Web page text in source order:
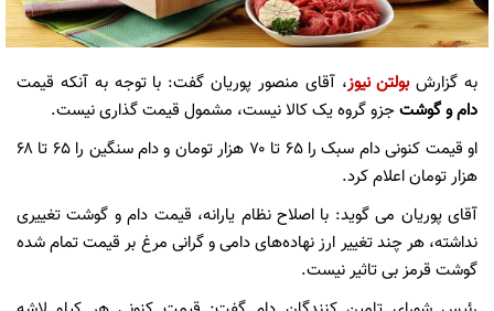
به گزارشبولتن نیوز، آقای منصور پوریان گفت: با توجه به آنکه قیمت
دام و گوشتجزو گروه یک کالا نیست، مشمول قیمت گذاری نیست.
او قیمت کنونی دام سبک را ۶۵ تا ۷۰ هزار تومان و دام سنگین را ۶۵ تا ۶۸
هزار تومان اعلام کرد.
آقای پوریان می گوید: با اصلاح نظام یارانه، قیمت دام و گوشت تغییری
نداشته، هر چند تغییر ارز نهاده‌های دامی و گرانی مرغ بر قیمت تمام شده
گوشت قرمز‌ بی تاثیر نیست.